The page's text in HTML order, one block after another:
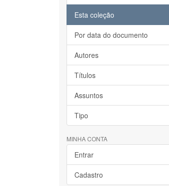
Esta coleção
Por data do documento
Autores
Títulos
Assuntos
Tipo
MINHA CONTA
Entrar
Cadastro